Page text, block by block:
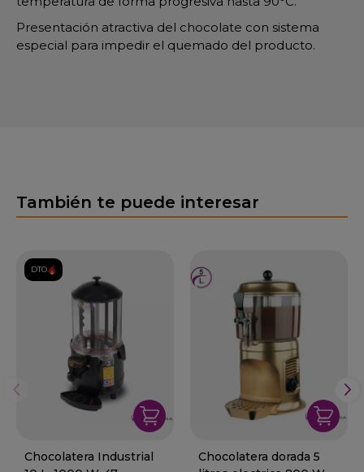
Presentación atractiva del chocolate con sistema
especial para impedir el quemado del producto.
También te puede interesar
DTO.
Chocolatera Industrial
Chocolatera dorada 5